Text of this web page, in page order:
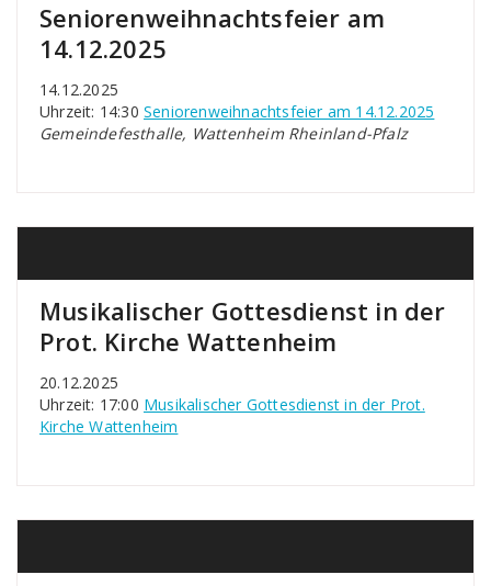
Seniorenweihnachtsfeier am
14.12.2025
14.12.2025
Uhrzeit: 14:30 Seniorenweihnachtsfeier am 14.12.2025
Gemeindefesthalle, Wattenheim Rheinland-Pfalz
Musikalischer Gottesdienst in der
Prot. Kirche Wattenheim
20.12.2025
Uhrzeit: 17:00 Musikalischer Gottesdienst in der Prot.
Kirche Wattenheim